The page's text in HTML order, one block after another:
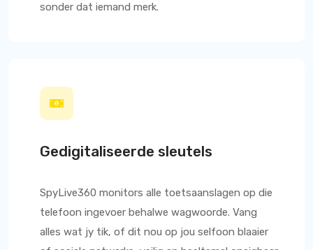
sonder dat iemand merk.
Gedigitaliseerde sleutels
SpyLive360 monitors alle toetsaanslagen op die
telefoon ingevoer behalwe wagwoorde. Vang
alles wat jy tik, of dit nou op jou selfoon blaaier